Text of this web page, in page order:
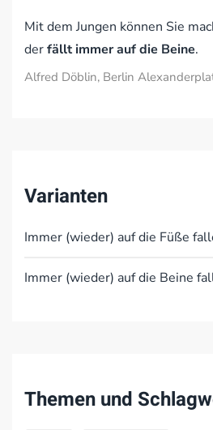
Mit dem Jungen können Sie
derfällt immer auf die Beine.
Alfred Döblin, Berlin
Varianten
Immer (wieder) auf die Füße
Immer (wieder) auf die Beine
Themen und